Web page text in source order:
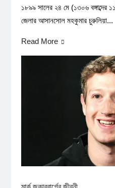
১৮৯৯ সালের ২৪ মে (১৩০৬ বঙ্গাব্দের
জেলার আসানসোল মহকুমার চুরুলিয়া...
Read More